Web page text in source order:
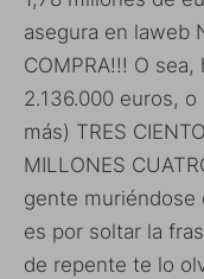
asegura en laweb
COMPRA!!! O
2.136.000 euros,
más) TRES
MILLONES
gente muriéndose
es por soltar la
de repente te lo